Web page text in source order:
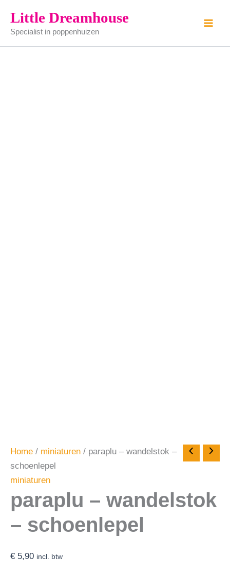
naar
inhoud
Little Dreamhouse
Specialist in poppenhuizen
Home / miniaturen / paraplu – wandelstok –
schoenlepel
miniaturen
paraplu – wandelstok
– schoenlepel
€ 5,90 incl. btw
-
wandelstok
-
schoenlepel